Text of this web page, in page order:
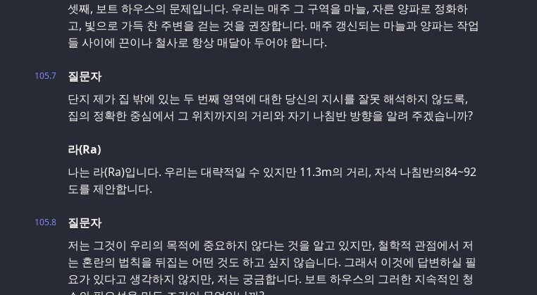
셋째, 보트 하우스의 문제입니다. 우리는 매주 그 구역을 마늘, 자른 양파로 정화하
고, 빛으로 가득 찬 주변을 걷는 것을 권장합니다. 매주 갱신되는 마늘과 양파는 작업
들 사이에 끈이나 철사로 항상 매달아 두어야 합니다.
105.7
질문자
단지 제가 집 밖에 있는 두 번째 영역에 대한 당신의 지시를 잘못 해석하지 않도록,
집의 정확한 중심에서 그 위치까지의 거리와 자기 나침반 방향을 알려 주겠습니까?
라(Ra)
나는 라(Ra)입니다. 우리는 대략적일 수 있지만 11.3m의 거리, 자석 나침반의84~92
도를 제안합니다.
105.8
질문자
저는 그것이 우리의 목적에 중요하지 않다는 것을 알고 있지만, 철학적 관점에서 저
는 혼란의 법칙을 뒤집는 어떤 것도 하고 싶지 않습니다. 그래서 이것에 답변하실 필
요가 있다고 생각하지 않지만, 저는 궁금합니다. 보트 하우스의 그러한 지속적인 청